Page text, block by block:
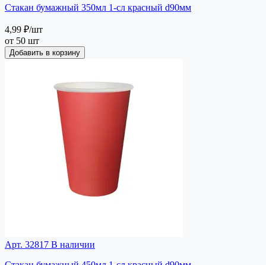
Стакан бумажный 350мл 1-сл красный d90мм
4,99 ₽/шт
от 50 шт
Добавить в корзину
Арт. 32817 В наличии